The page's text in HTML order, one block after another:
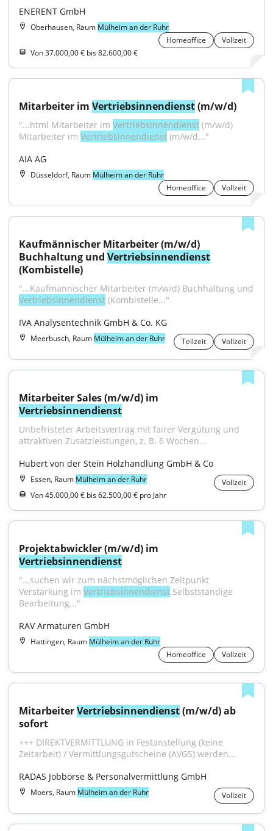
ENERENT GmbH
Oberhausen, Raum Mülheim an der Ruhr
Homeoffice
Vollzeit
Von 37.000,00 € bis 82.600,00 €
Mitarbeiter im Vertriebsinnendienst (m/w/d)
"...html Mitarbeiter im Vertriebsinnendienst (m/w/d)
Mitarbeiter im Vertriebsinnendienst (m/w/d..."
AIA AG
Düsseldorf, Raum Mülheim an der Ruhr
Homeoffice
Vollzeit
Kaufmännischer Mitarbeiter (m/w/d)
Buchhaltung und Vertriebsinnendienst
(Kombistelle)
Vertriebsinnendienst (Kombistelle..."
IVA Analysentechnik GmbH & Co. KG
Meerbusch, Raum Mülheim an der Ruhr Teilzeit Vollzeit
Vertriebsinnendienst
Unbefristeter Arbeitsvertrag mit fairer Vergütung und
attraktiven Zusatzleistungen, z. B. 6 Wochen...
Hubert von der Stein Holzhandlung GmbH & Co
Essen, Raum Mülheim an der Ruhr
Vollzeit
Von 45.000,00 € bis 62.500,00 € pro Jahr
Vertriebsinnendienst
"...suchen wir zum nächstmöglichen Zeitpunkt
Verstärkung im Vertriebsinnendienst.Selbstständige
Bearbeitung..."
RAV Armaturen GmbH
Hattingen, Raum Mülheim an der Ruhr
Homeoffice
Vollzeit
Mitarbeiter Vertriebsinnendienst (m/w/d) ab
sofort
+++ DIREKTVERMITTLUNG in Festanstellung (keine
Zeitarbeit) / Vermittlungsgutscheine (AVGS) werden...
RADAS Jobbörse & Personalvermittlung GmbH
Moers, Raum Mülheim an der Ruhr Vollzeit